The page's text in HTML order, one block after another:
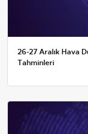
26-27 Aralık Hava
Tahminleri